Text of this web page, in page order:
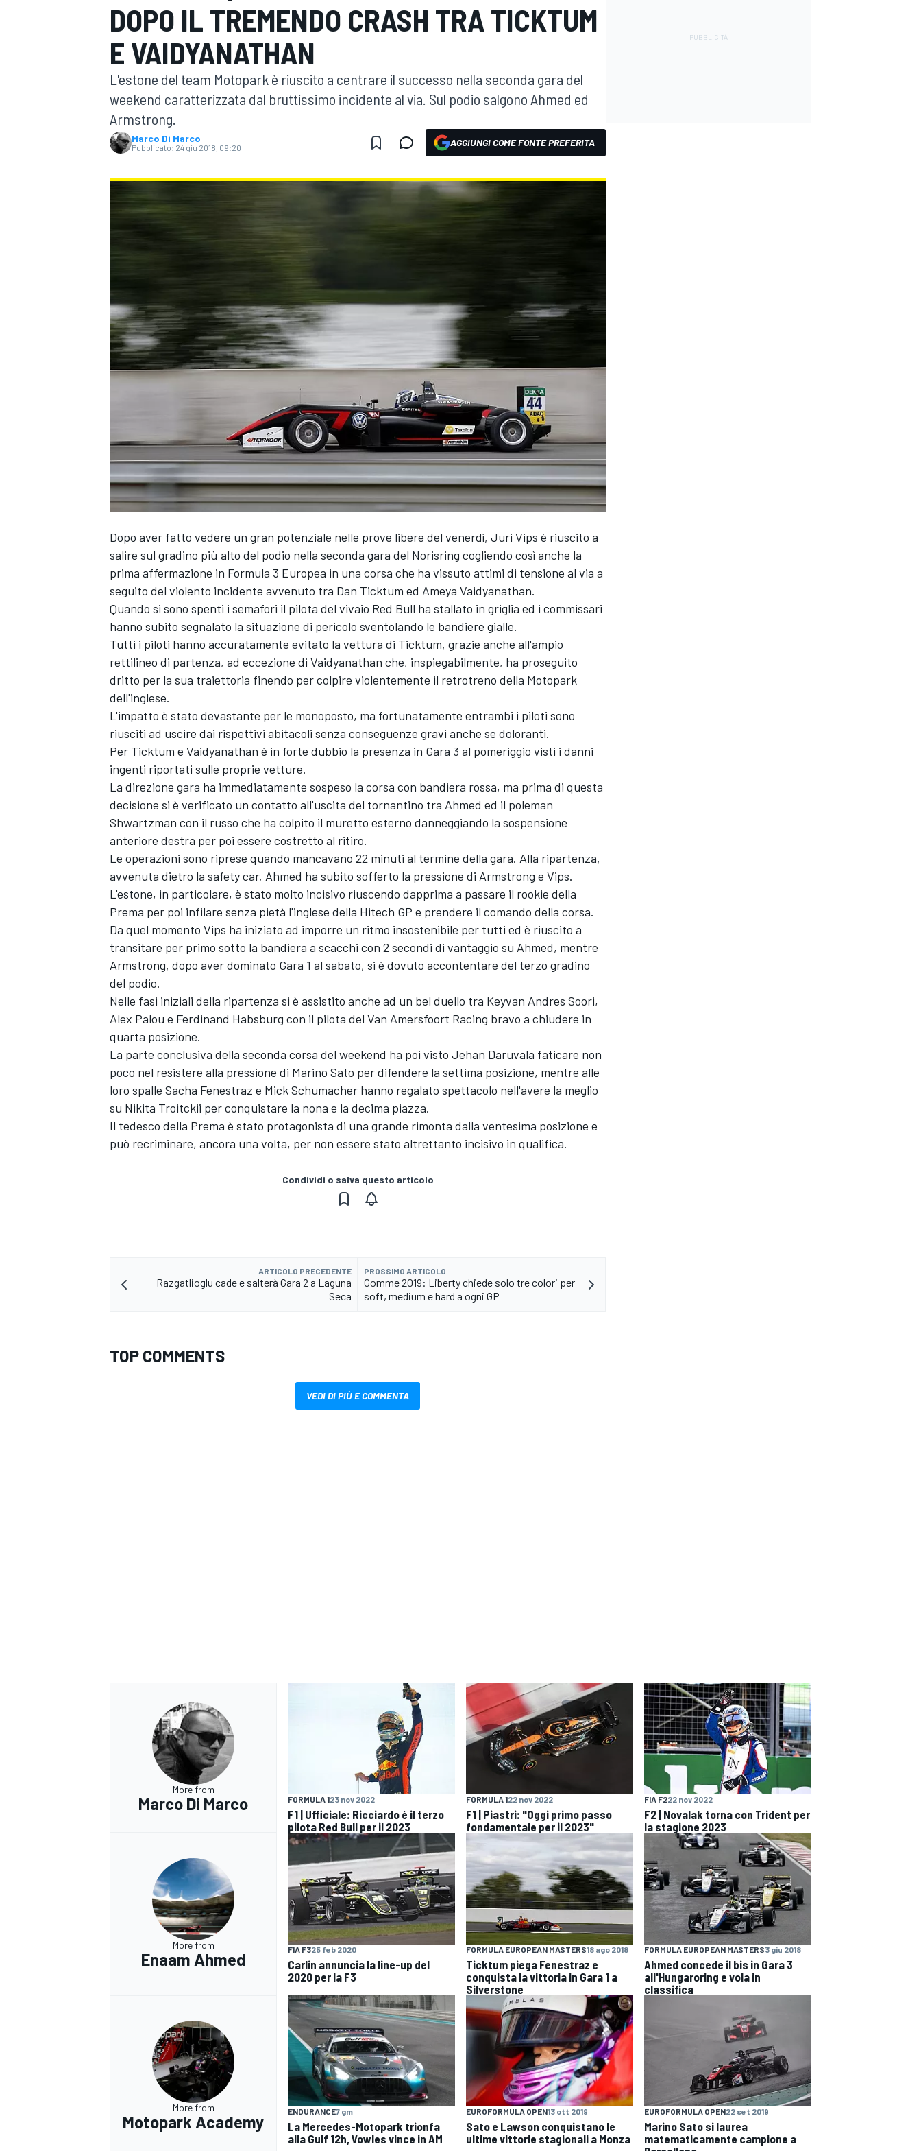
MOTOGP WEC
MONOPOSTO
DOPO IL TREMENDO CRASH TRA TICKTUM
E VAIDYANATHAN
L'estone del team Motopark è riuscito a centrare il successo nella seconda gara del
weekend caratterizzata dal bruttissimo incidente al via. Sul podio salgono Ahmed ed
Armstrong.
Marco Di Marco
Pubblicato: 24 giu 2018, 09:20 AGGIUNGI COME FONTE PREFERITA
Dopo aver fatto vedere un gran potenziale nelle prove libere del venerdì, Juri Vips è riuscito a
salire sul gradino più alto del podio nella seconda gara del Norisring cogliendo così anche la
prima affermazione in Formula 3 Europea in una corsa che ha vissuto attimi di tensione al via a
seguito del violento incidente avvenuto tra Dan Ticktum ed Ameya Vaidyanathan.
Quando si sono spenti i semafori il pilota del vivaio Red Bull ha stallato in griglia ed i commissari
hanno subito segnalato la situazione di pericolo sventolando le bandiere gialle.
Tutti i piloti hanno accuratamente evitato la vettura di Ticktum, grazie anche all'ampio
rettilineo di partenza, ad eccezione di Vaidyanathan che, inspiegabilmente, ha proseguito
dritto per la sua traiettoria finendo per colpire violentemente il retrotreno della Motopark
dell'inglese.
L'impatto è stato devastante per le monoposto, ma fortunatamente entrambi i piloti sono
riusciti ad uscire dai rispettivi abitacoli senza conseguenze gravi anche se doloranti.
Per Ticktum e Vaidyanathan è in forte dubbio la presenza in Gara 3 al pomeriggio visti i danni
ingenti riportati sulle proprie vetture.
La direzione gara ha immediatamente sospeso la corsa con bandiera rossa, ma prima di questa
decisione si è verificato un contatto all'uscita del tornantino tra Ahmed ed il poleman
Shwartzman con il russo che ha colpito il muretto esterno danneggiando la sospensione
anteriore destra per poi essere costretto al ritiro.
Le operazioni sono riprese quando mancavano 22 minuti al termine della gara. Alla ripartenza,
avvenuta dietro la safety car, Ahmed ha subito sofferto la pressione di Armstrong e Vips.
L'estone, in particolare, è stato molto incisivo riuscendo dapprima a passare il rookie della
Prema per poi infilare senza pietà l'inglese della Hitech GP e prendere il comando della corsa.
Da quel momento Vips ha iniziato ad imporre un ritmo insostenibile per tutti ed è riuscito a
transitare per primo sotto la bandiera a scacchi con 2 secondi di vantaggio su Ahmed, mentre
Armstrong, dopo aver dominato Gara 1 al sabato, si è dovuto accontentare del terzo gradino
del podio.
Nelle fasi iniziali della ripartenza si è assistito anche ad un bel duello tra Keyvan Andres Soori,
Alex Palou e Ferdinand Habsburg con il pilota del Van Amersfoort Racing bravo a chiudere in
quarta posizione.
La parte conclusiva della seconda corsa del weekend ha poi visto Jehan Daruvala faticare non
poco nel resistere alla pressione di Marino Sato per difendere la settima posizione, mentre alle
loro spalle Sacha Fenestraz e Mick Schumacher hanno regalato spettacolo nell'avere la meglio
su Nikita Troitckii per conquistare la nona e la decima piazza.
Il tedesco della Prema è stato protagonista di una grande rimonta dalla ventesima posizione e
può recriminare, ancora una volta, per non essere stato altrettanto incisivo in qualifica.
Condividi o salva questo articolo
ARTICOLO PRECEDENTE
Razgatlioglu cade e salterà Gara 2 a Laguna
Seca
PROSSIMO ARTICOLO
Gomme 2019: Liberty chiede solo tre colori per
soft, medium e hard a ogni GP
TOP COMMENTS
VEDI DI PIÙ E COMMENTA
More from
Marco Di Marco FORMULA 123 nov 2022
F1 | Ufficiale: Ricciardo è il terzo
pilota Red Bull per il 2023
FORMULA 122 nov 2022
F1 | Piastri: "Oggi primo passo
fondamentale per il 2023"
FIA F222 nov 2022
F2 | Novalak torna con Trident per
la stagione 2023
More from
Enaam Ahmed
FIA F325 feb 2020
Carlin annuncia la line-up del
2020 per la F3
FORMULA EUROPEAN MASTERS18 ago 2018
Ticktum piega Fenestraz e
conquista la vittoria in Gara 1 a
Silverstone
FORMULA EUROPEAN MASTERS3 giu 2018
Ahmed concede il bis in Gara 3
all'Hungaroring e vola in
classifica
More from
Motopark Academy
ENDURANCE7 gm
La Mercedes-Motopark trionfa
alla Gulf 12h, Vowles vince in AM
EUROFORMULA OPEN13 ott 2019
Sato e Lawson conquistano le
ultime vittorie stagionali a Monza
EUROFORMULA OPEN22 set 2019
Marino Sato si laurea
matematicamente campione a